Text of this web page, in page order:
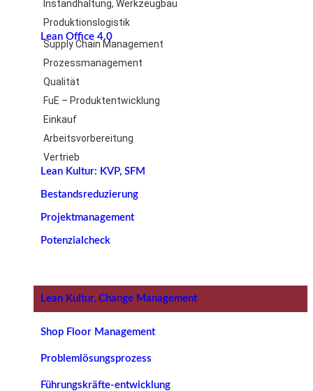
Instandhaltung, Werkzeugbau
Produktionslogistik
Lean Office 4.0
Supply Chain Management
Prozessmanagement
Qualität
FuE – Produktentwicklung
Einkauf
Arbeitsvorbereitung
Vertrieb
Lean Kultur: KVP, SFM
Bestandsreduzierung
Projektmanagement
Potenzialcheck
Lean Kultur, Change Management
Shop Floor Management
Problemlösungsprozess
Führungskräfte-entwicklung